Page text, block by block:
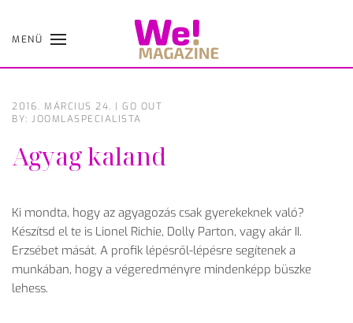
Skip
MENÜ
2016. MÁRCIUS 24. | GO OUT
BY: JOOMLASPECIALISTA
Agyag kaland
Ki mondta, hogy az agyagozás csak gyerekeknek való?
Készítsd el te is Lionel Richie, Dolly Parton, vagy akár II.
Erzsébet mását. A profik lépésről-lépésre segítenek a
munkában, hogy a végeredményre mindenképp büszke
lehess.